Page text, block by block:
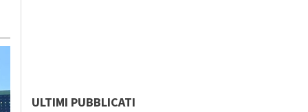
ULTIMI PUBBLICATI